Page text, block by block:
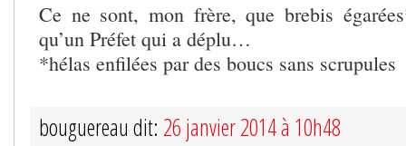
Ce ne sont, mon frère, que brebis
qu’un Préfet qui a déplu…
*hélas enfilées par des boucs sans scrupules
bouguereau dit: 26 janvier 2014 à 10h48